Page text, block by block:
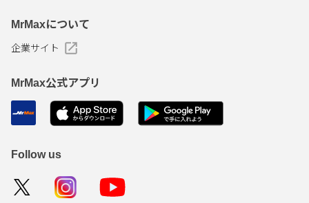
MrMaxについて
企業サイト
MrMax公式アプリ
Follow us